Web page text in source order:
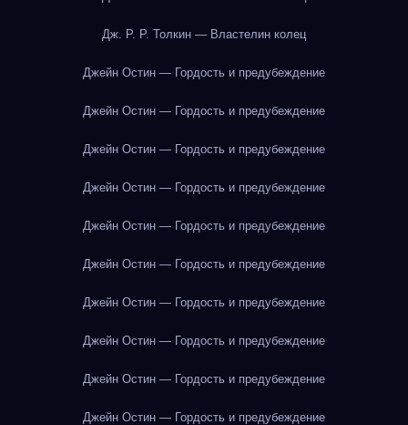
Дж. Р. Р. Толкин — Властелин колец
Джейн Остин — Гордость и предубеждение
Джейн Остин — Гордость и предубеждение
Джейн Остин — Гордость и предубеждение
Джейн Остин — Гордость и предубеждение
Джейн Остин — Гордость и предубеждение
Джейн Остин — Гордость и предубеждение
Джейн Остин — Гордость и предубеждение
Джейн Остин — Гордость и предубеждение
Джейн Остин — Гордость и предубеждение
Джейн Остин — Гордость и предубеждение